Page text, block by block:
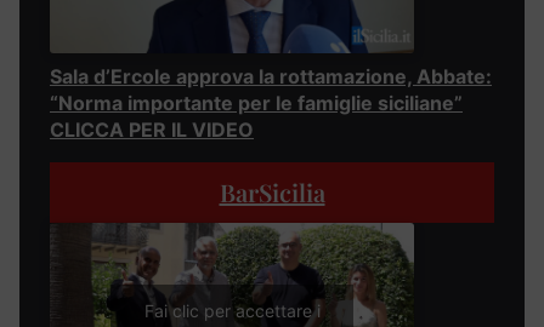
Sala d’Ercole approva la rottamazione, Abbate:
“Norma importante per le famiglie siciliane”
CLICCA PER IL VIDEO
BarSicilia
Fai clic per accettare i